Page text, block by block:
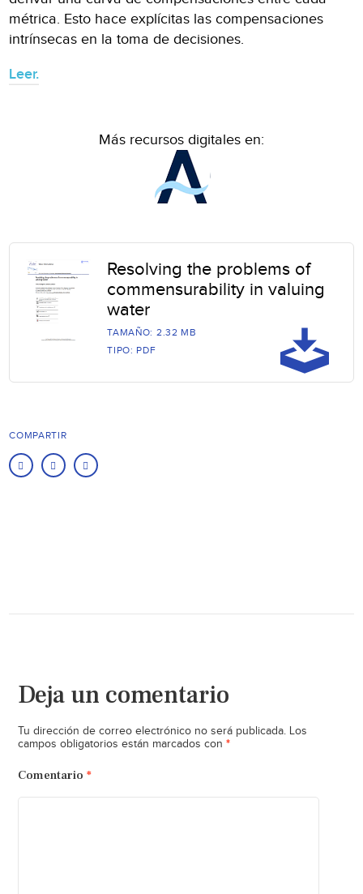
métrica. Esto hace explícitas las compensaciones
intrínsecas en la toma de decisiones.
Leer.
Más recursos digitales en:
Resolving the problems of
commensurability in valuing
water
TAMAÑO: 2.32 MB
TIPO: PDF
COMPARTIR
Deja un comentario
Tu dirección de correo electrónico no será publicada. Los
campos obligatorios están marcados con *
Comentario *